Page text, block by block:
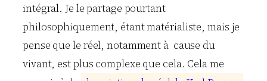
intégral. Je le partage pourtant
philosophiquement, étant matérialiste, mais je
pense que le réel, notamment à cause du
vivant, est plus complexe que cela. Cela me